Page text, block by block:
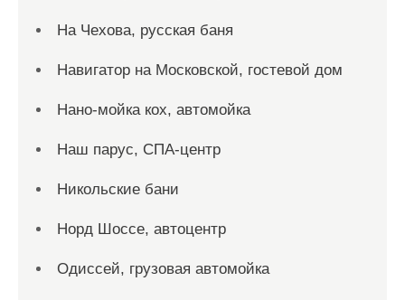
На Чехова, русская баня
Навигатор на Московской, гостевой дом
Нано-мойка кох, автомойка
Наш парус, СПА-центр
Никольские бани
Норд Шоссе, автоцентр
Одиссей, грузовая автомойка